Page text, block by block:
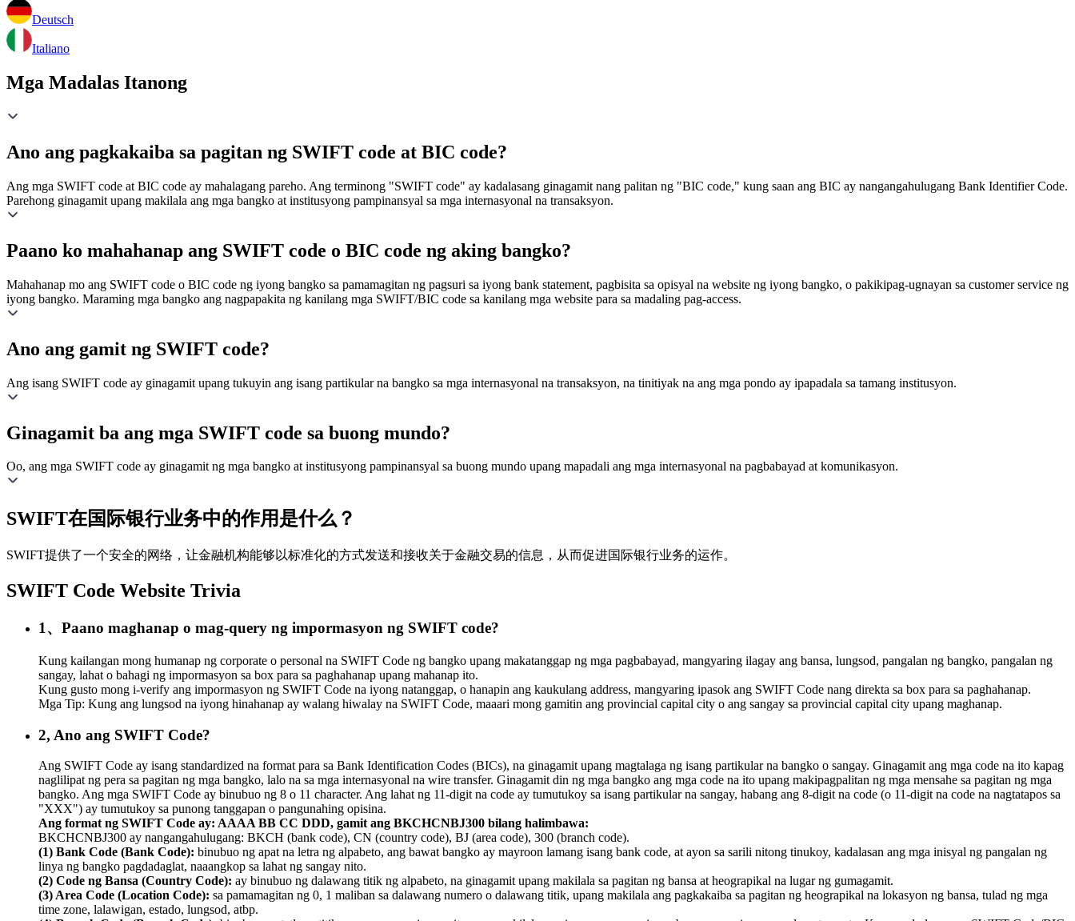
Deutsch
Italiano
Mga Madalas Itanong
Ano ang pagkakaiba sa pagitan ng SWIFT code at BIC code?
Ang mga SWIFT code at BIC code ay mahalagang pareho. Ang terminong "SWIFT code" ay kadalasang ginagamit nang palitan ng "BIC code," kung saan ang BIC ay nangangahulugang Bank Identifier Code.
Parehong ginagamit upang makilala ang mga bangko at institusyong pampinansyal sa mga internasyonal na transaksyon.
Paano ko mahahanap ang SWIFT code o BIC code ng aking bangko?
Mahahanap mo ang SWIFT code o BIC code ng iyong bangko sa pamamagitan ng pagsuri sa iyong bank statement, pagbisita sa opisyal na website ng iyong bangko, o pakikipag-ugnayan sa customer service ng
iyong bangko. Maraming mga bangko ang nagpapakita ng kanilang mga SWIFT/BIC code sa kanilang mga website para sa madaling pag-access.
Ano ang gamit ng SWIFT code?
Ang isang SWIFT code ay ginagamit upang tukuyin ang isang partikular na bangko sa mga internasyonal na transaksyon, na tinitiyak na ang mga pondo ay ipapadala sa tamang institusyon.
Ginagamit ba ang mga SWIFT code sa buong mundo?
Oo, ang mga SWIFT code ay ginagamit ng mga bangko at institusyong pampinansyal sa buong mundo upang mapadali ang mga internasyonal na pagbabayad at komunikasyon.
SWIFT在国际银行业务中的作用是什么？
SWIFT提供了一个安全的网络，让金融机构能够以标准化的方式发送和接收关于金融交易的信息，从而促进国际银行业务的运作。
SWIFT Code Website Trivia
1、Paano maghanap o mag-query ng impormasyon ng SWIFT code?
Kung kailangan mong humanap ng corporate o personal na SWIFT Code ng bangko upang makatanggap ng mga pagbabayad, mangyaring ilagay ang bansa, lungsod, pangalan ng bangko, pangalan ng
sangay, lahat o bahagi ng impormasyon sa box para sa paghahanap upang mahanap ito.
Kung gusto mong i-verify ang impormasyon ng SWIFT Code na iyong natanggap, o hanapin ang kaukulang address, mangyaring ipasok ang SWIFT Code nang direkta sa box para sa paghahanap.
Mga Tip: Kung ang lungsod na iyong hinahanap ay walang hiwalay na SWIFT Code, maaari mong gamitin ang provincial capital city o ang sangay sa provincial capital city upang maghanap.
2, Ano ang SWIFT Code?
Ang SWIFT Code ay isang standardized na format para sa Bank Identification Codes (BICs), na ginagamit upang magtalaga ng isang partikular na bangko o sangay. Ginagamit ang mga code na ito kapag
naglilipat ng pera sa pagitan ng mga bangko, lalo na sa mga internasyonal na wire transfer. Ginagamit din ng mga bangko ang mga code na ito upang makipagpalitan ng mga mensahe sa pagitan ng mga
bangko. Ang mga SWIFT Code ay binubuo ng 8 o 11 character. Ang lahat ng 11-digit na code ay tumutukoy sa isang partikular na sangay, habang ang 8-digit na code (o 11-digit na code na nagtatapos sa
"XXX") ay tumutukoy sa punong tanggapan o pangunahing opisina.
Ang format ng SWIFT Code ay: AAAA BB CC DDD, gamit ang BKCHCNBJ300 bilang halimbawa:
BKCHCNBJ300 ay nangangahulugang: BKCH (bank code), CN (country code), BJ (area code), 300 (branch code).
(1) Bank Code (Bank Code): binubuo ng apat na letra ng alpabeto, ang bawat bangko ay mayroon lamang isang bank code, at ayon sa sarili nitong tinukoy, kadalasan ang mga inisyal ng pangalan ng
linya ng bangko pagdadaglat, naaangkop sa lahat ng sangay nito.
(2) Code ng Bansa (Country Code): ay binubuo ng dalawang titik ng alpabeto, na ginagamit upang makilala sa pagitan ng bansa at heograpikal na lugar ng gumagamit.
(3) Area Code (Location Code): sa pamamagitan ng 0, 1 maliban sa dalawang numero o dalawang titik, upang makilala ang pagkakaiba sa pagitan ng heograpikal na lokasyon ng bansa, tulad ng mga
time zone, lalawigan, estado, lungsod, atbp.